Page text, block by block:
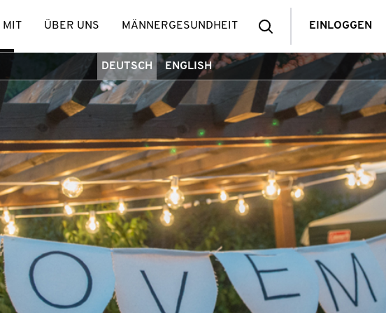
SuchenEINLOGGEN
MIT ÜBER UNS MÄNNERGESUNDHEIT
DEUTSCH ENGLISH